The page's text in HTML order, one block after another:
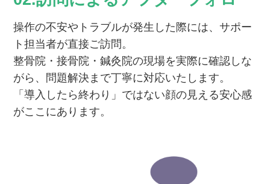
操作の不安やトラブルが発生した際には、サポー
ト担当者が直接ご訪問。
整骨院・接骨院・鍼灸院の現場を実際に確認しな
がら、問題解決まで丁寧に対応いたします。
「導入したら終わり」ではない顔の見える安心感
がここにあります。